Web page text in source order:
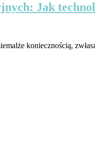
Jak
koniecznością,